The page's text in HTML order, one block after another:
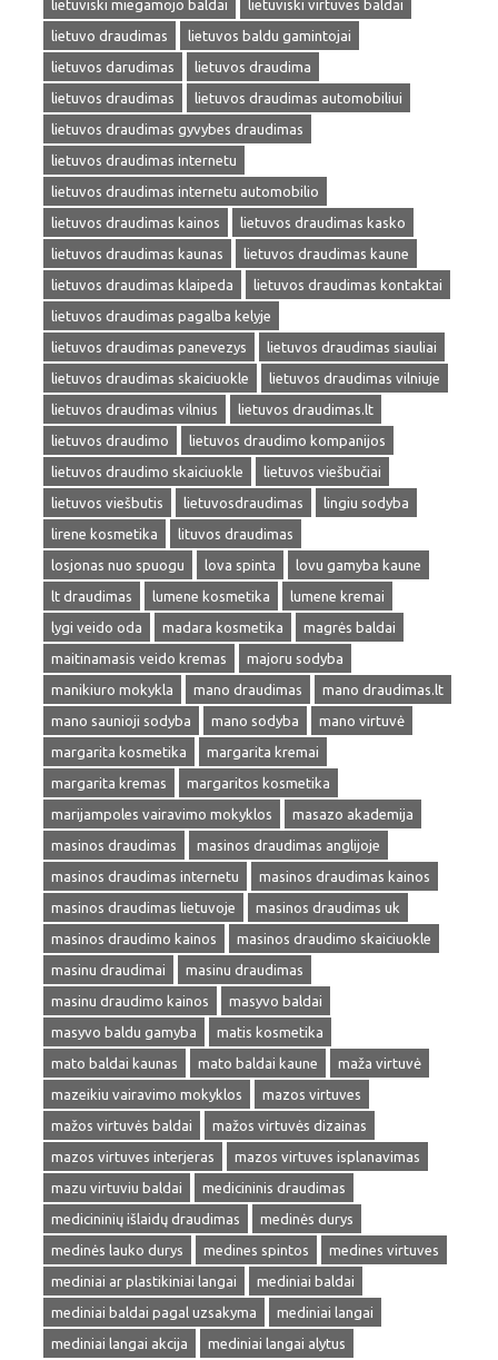
lietuviski miegamojo baldai
lietuviski virtuves baldai
lietuvo draudimas
lietuvos baldu gamintojai
lietuvos darudimas
lietuvos draudima
lietuvos draudimas
lietuvos draudimas automobiliui
lietuvos draudimas gyvybes draudimas
lietuvos draudimas internetu
lietuvos draudimas internetu automobilio
lietuvos draudimas kainos
lietuvos draudimas kasko
lietuvos draudimas kaunas
lietuvos draudimas kaune
lietuvos draudimas klaipeda
lietuvos draudimas kontaktai
lietuvos draudimas pagalba kelyje
lietuvos draudimas panevezys
lietuvos draudimas siauliai
lietuvos draudimas skaiciuokle
lietuvos draudimas vilniuje
lietuvos draudimas vilnius
lietuvos draudimas.lt
lietuvos draudimo
lietuvos draudimo kompanijos
lietuvos draudimo skaiciuokle
lietuvos viešbučiai
lietuvos viešbutis
lietuvosdraudimas
lingiu sodyba
lirene kosmetika
lituvos draudimas
losjonas nuo spuogu
lova spinta
lovu gamyba kaune
lt draudimas
lumene kosmetika
lumene kremai
lygi veido oda
madara kosmetika
magrės baldai
maitinamasis veido kremas
majoru sodyba
manikiuro mokykla
mano draudimas
mano draudimas.lt
mano saunioji sodyba
mano sodyba
mano virtuvė
margarita kosmetika
margarita kremai
margarita kremas
margaritos kosmetika
marijampoles vairavimo mokyklos
masazo akademija
masinos draudimas
masinos draudimas anglijoje
masinos draudimas internetu
masinos draudimas kainos
masinos draudimas lietuvoje
masinos draudimas uk
masinos draudimo kainos
masinos draudimo skaiciuokle
masinu draudimai
masinu draudimas
masinu draudimo kainos
masyvo baldai
masyvo baldu gamyba
matis kosmetika
mato baldai kaunas
mato baldai kaune
maža virtuvė
mazeikiu vairavimo mokyklos
mazos virtuves
mažos virtuvės baldai
mažos virtuvės dizainas
mazos virtuves interjeras
mazos virtuves isplanavimas
mazu virtuviu baldai
medicininis draudimas
medicininių išlaidų draudimas
medinės durys
medinės lauko durys
medines spintos
medines virtuves
mediniai ar plastikiniai langai
mediniai baldai
mediniai baldai pagal uzsakyma
mediniai langai
mediniai langai akcija
mediniai langai alytus